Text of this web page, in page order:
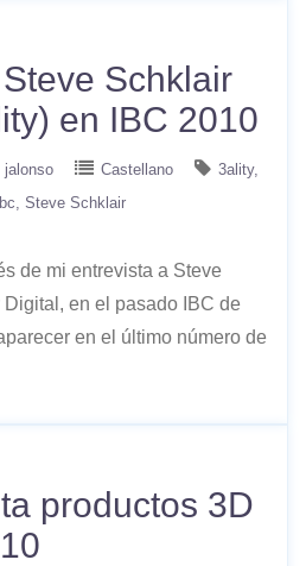
Schklair
en IBC 2010
jalonso Castellano
3ality
Steve Schklair
de mi entrevista a Steve
en el pasado IBC de
en el último número de
productos 3D